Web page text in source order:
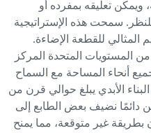
تعليقه بمفرده أو
سمحت هذه الإستراتيجية
للقطعة الإضاءة.
المتحدة المركز
أنحاء المساحة مع السماح
الأبدي يبلغ حوالي قرن من
نضيف بعض الطابع إلى
غير متوقعة، مما يمنح